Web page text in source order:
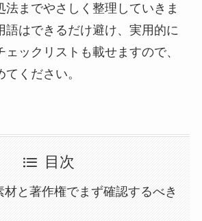
法までやさしく整理していきま
語はできるだけ避け、実用的に
ックリストも載せますので、
ください。
目次
材と著作権でまず確認するべき